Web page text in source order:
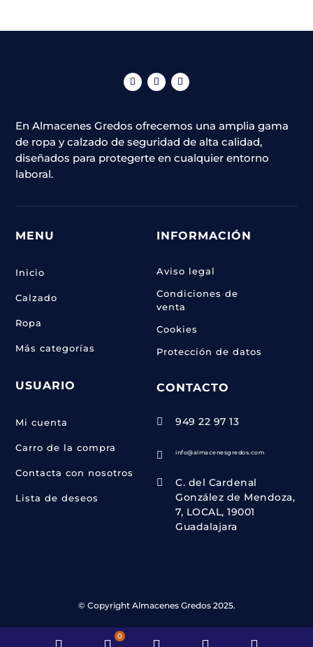
En Almacenes Gredos ofrecemos una amplia gama
de ropa y calzado de seguridad de alta calidad,
diseñados para protegerte en cualquier entorno
laboral.
MENU
Inicio
Calzado
Ropa
Más categorías
USUARIO
Mi cuenta
Carro de la compra
Contacta con nosotros
Lista de deseos
INFORMACIÓN
Aviso legal
Condiciones de
venta
Cookies
Protección de datos
CONTACTO
 949 22 97 13
 info@almacenesgredos.com

C. del Cardenal
González de Mendoza,
7, LOCAL, 19001
Guadalajara
© Copyright Almacenes Gredos 2025.
0